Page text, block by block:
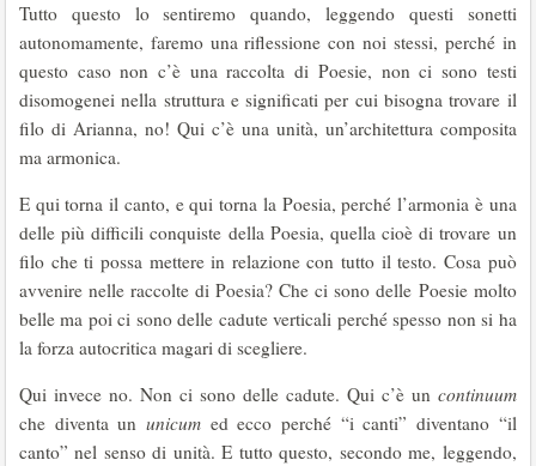
Tutto questo lo sentiremo quando, leggendo questi sonetti
autonomamente, faremo una riflessione con noi stessi, perché in
questo caso non c’è una raccolta di Poesie, non ci sono testi
disomogenei nella struttura e significati per cui bisogna trovare il
filo di Arianna, no! Qui c’è una unità, un’architettura composita
ma armonica.
E qui torna il canto, e qui torna la Poesia, perché l’armonia è una
delle più difficili conquiste della Poesia, quella cioè di trovare un
filo che ti possa mettere in relazione con tutto il testo. Cosa può
avvenire nelle raccolte di Poesia? Che ci sono delle Poesie molto
belle ma poi ci sono delle cadute verticali perché spesso non si ha
la forza autocritica magari di scegliere.
Qui invece no. Non ci sono delle cadute. Qui c’è un continuum
che diventa un unicum ed ecco perché “i canti” diventano “il
canto” nel senso di unità. E tutto questo, secondo me, leggendo,